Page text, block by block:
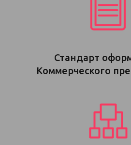
Стандарт
Коммерческого